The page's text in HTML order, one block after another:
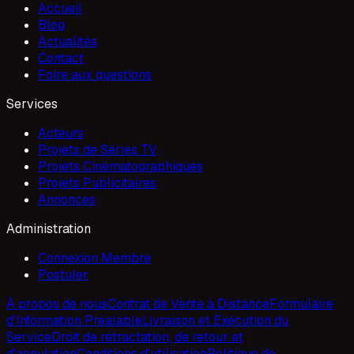
Accueil
Blog
Actualités
Contact
Foire aux questions
Services
Acteurs
Projets de Séries TV
Projets Cinématographiques
Projets Publicitaires
Annonces
Administration
Connexion Membre
Postuler
À propos de nousContrat de Vente à DistanceFormulaire
d'Information PréalableLivraison et Exécution du
ServiceDroit de rétractation, de retour et